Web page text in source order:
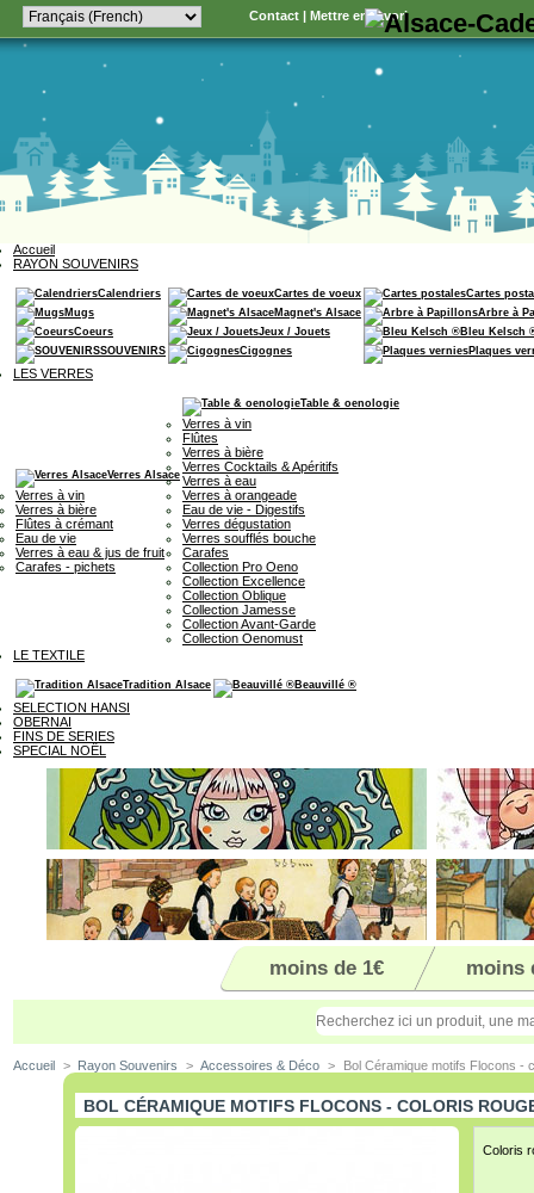
Contact |Mettre en favori
Accueil
RAYON SOUVENIRS
Calendriers
Mugs
Coeurs
SOUVENIRS
Cartes de voeux
Magnet's Alsace
Jeux / Jouets
Cigognes
Cartes
Arbre à
Bleu Kelsch
Plaques
LES VERRES
Verres Alsace
Verres à vin
Verres à bière
Flûtes à crémant
Eau de vie
Verres à eau & jus de fruit
Carafes - pichets
Table & oenologie
Verres à vin
Flûtes
Verres à bière
Verres Cocktails & Apéritifs
Verres à eau
Verres à orangeade
Eau de vie - Digestifs
Verres dégustation
Verres soufflés bouche
Carafes
Collection Pro Oeno
Collection Excellence
Collection Oblique
Collection Jamesse
Collection Avant-Garde
Collection Oenomust
LE TEXTILE
Tradition Alsace Beauvillé ®
SELECTION HANSI
OBERNAI
FINS DE SERIES
SPECIAL NOËL
moins de 1€ moins
Accueil > Rayon Souvenirs > Accessoires & Déco > Bol Céramique motifs Flocons -
BOL CÉRAMIQUE MOTIFS FLOCONS - COLORIS
Coloris